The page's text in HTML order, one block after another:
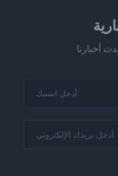
أخبارنا